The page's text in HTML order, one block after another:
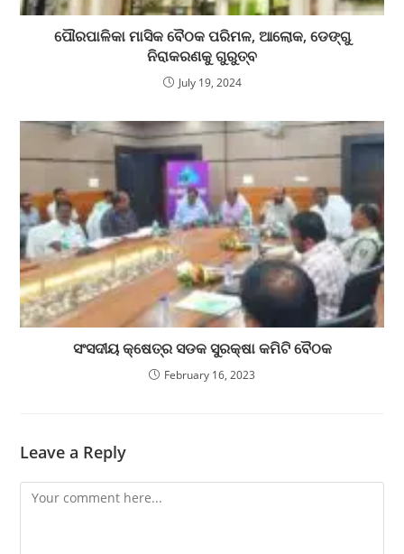
ପୌରପାଳିକା ମାସିକ ବୈଠକ ପରିମଳ, ଆଲୋକ, ଡେଙ୍ଗୁ
ନିରାକରଣକୁ ଗୁରୁତ୍ବ
July 19, 2024
ସଂସଦୀୟ କ୍ଷେତ୍ର ସଡକ ସୁରକ୍ଷା କମିଟି ବୈଠକ
February 16, 2023
Leave a Reply